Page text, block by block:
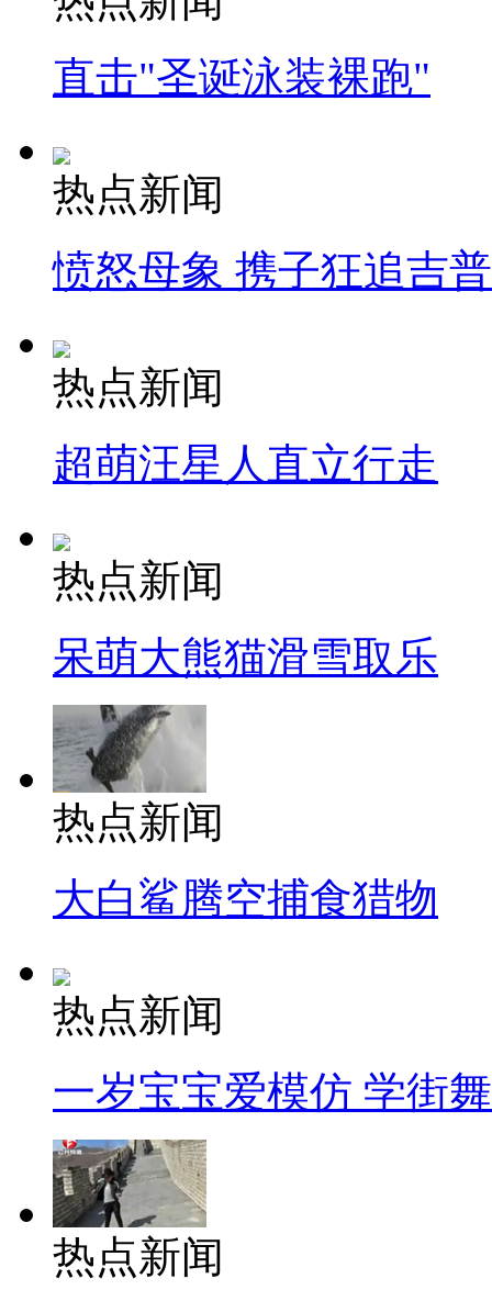
直击"圣诞泳装裸跑"
热点新闻
愤怒母象 携子狂追吉
热点新闻
超萌汪星人直立行走
热点新闻
呆萌大熊猫滑雪取乐
热点新闻
大白鲨腾空捕食猎物
热点新闻
一岁宝宝爱模仿 学街
热点新闻